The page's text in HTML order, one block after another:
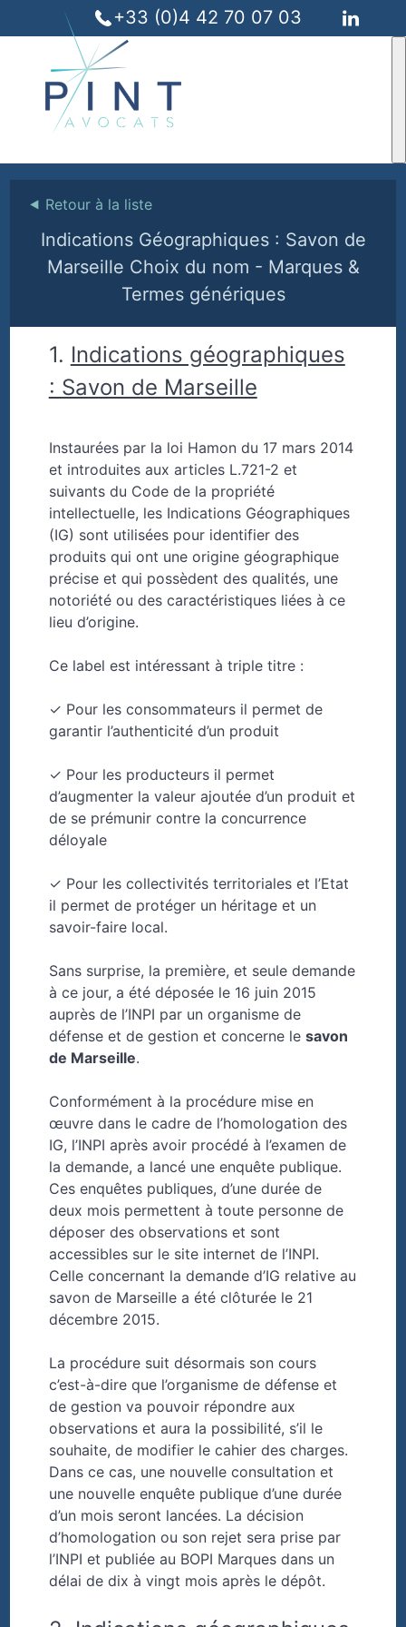
+33 (0)4 42 70 07 03
⯇ Retour à la liste
Indications Géographiques : Savon de
Marseille Choix du nom - Marques &
Termes génériques
1. Indications géographiques
: Savon de Marseille
Instaurées par la loi Hamon du 17 mars 2014
et introduites aux articles L.721-2 et
suivants du Code de la propriété
intellectuelle, les Indications Géographiques
(IG) sont utilisées pour identifier des
produits qui ont une origine géographique
précise et qui possèdent des qualités, une
notoriété ou des caractéristiques liées à ce
lieu d’origine.
Ce label est intéressant à triple titre :
✓ Pour les consommateurs il permet de
garantir l’authenticité d’un produit
✓ Pour les producteurs il permet
d’augmenter la valeur ajoutée d’un produit et
de se prémunir contre la concurrence
déloyale
✓ Pour les collectivités territoriales et l’Etat
il permet de protéger un héritage et un
savoir-faire local.
Sans surprise, la première, et seule demande
à ce jour, a été déposée le 16 juin 2015
auprès de l’INPI par un organisme de
défense et de gestion et concerne le savon
de Marseille.
Conformément à la procédure mise en
œuvre dans le cadre de l’homologation des
IG, l’INPI après avoir procédé à l’examen de
la demande, a lancé une enquête publique.
Ces enquêtes publiques, d’une durée de
deux mois permettent à toute personne de
déposer des observations et sont
accessibles sur le site internet de l’INPI.
Celle concernant la demande d’IG relative au
savon de Marseille a été clôturée le 21
décembre 2015.
La procédure suit désormais son cours
c’est-à-dire que l’organisme de défense et
de gestion va pouvoir répondre aux
observations et aura la possibilité, s’il le
souhaite, de modifier le cahier des charges.
Dans ce cas, une nouvelle consultation et
une nouvelle enquête publique d’une durée
d’un mois seront lancées. La décision
d’homologation ou son rejet sera prise par
l’INPI et publiée au BOPI Marques dans un
délai de dix à vingt mois après le dépôt.